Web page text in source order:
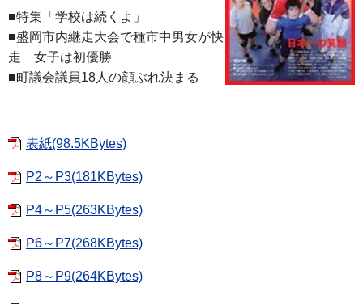
■特集「学校は続くよ」
■盛岡市内継走大会で種市中男女が快
走 女子は初優勝
■町議会議員18人の顔ぶれ決まる
表紙(98.5KBytes)
P2～P3(181KBytes)
P4～P5(263KBytes)
P6～P7(268KBytes)
P8～P9(264KBytes)